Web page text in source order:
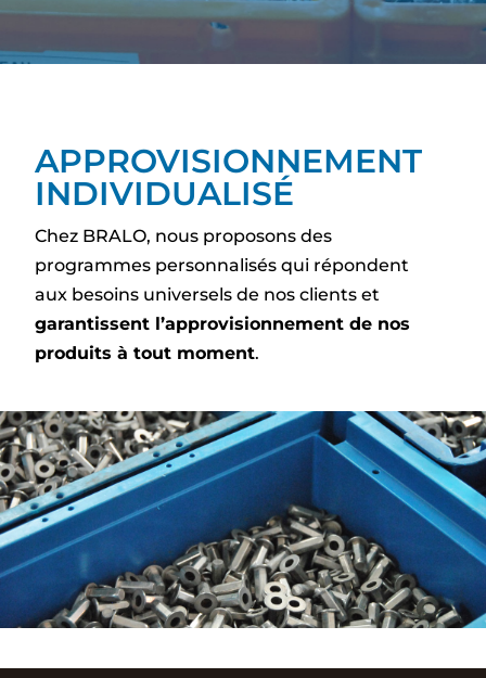
APPROVISIONNEMENT
INDIVIDUALISÉ
Chez BRALO, nous proposons des
programmes personnalisés qui répondent
aux besoins universels de nos clients et
garantissent l’approvisionnement de nos
produits à tout moment.